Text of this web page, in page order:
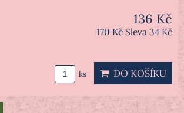
136 Kč
170 Kč Sleva 34 Kč
ks DO KOŠÍKU